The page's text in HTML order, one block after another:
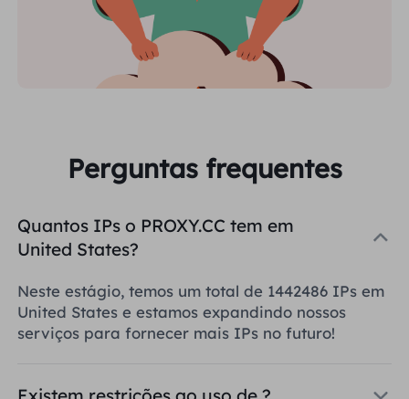
Perguntas frequentes
Quantos IPs o PROXY.CC tem em
United States?
Neste estágio, temos um total de 1442486 IPs em
United States e estamos expandindo nossos
serviços para fornecer mais IPs no futuro!